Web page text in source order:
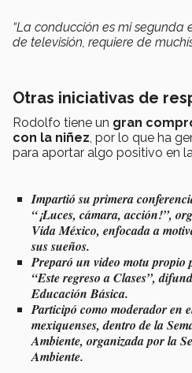
“La conducción es mi segunda
de televisión, requiere de
Otras iniciativas de
Rodolfo tiene un gran
con la niñez, por lo que ha
para aportar algo positivo en
Impartió su primera
“¡Luces, cámara, acción!”,
Vida México, enfocada a
sus sueños.
Preparó un video motu propio
“Este regreso a Clases”,
Educación Básica.
Participó como moderador en
mexiquenses, dentro de la
Ambiente, organizada por la
Ambiente.